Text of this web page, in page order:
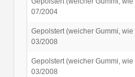
07/2004
Gepolstert (weicher Gummi,
03/2008
Gepolstert (weicher Gummi,
03/2008